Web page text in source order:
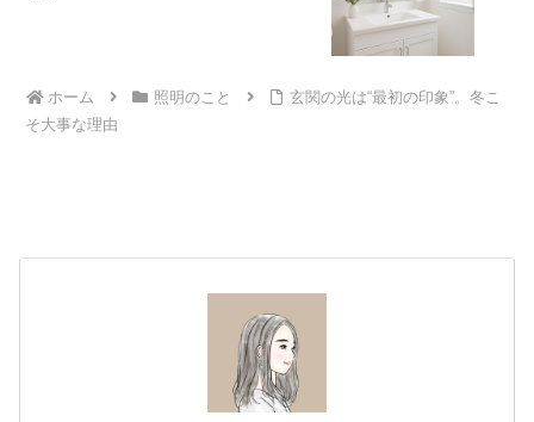
ホーム 照明のこと
玄関の光は“最初の印象”。冬こ
そ大事な理由